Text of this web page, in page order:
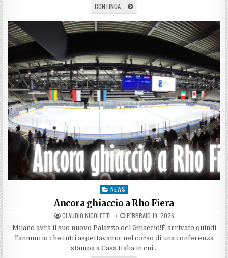
CONTINUA... UN
NUOVO
LIBRO
SULL’HOCKEY
MILANESE
Posted
in
NEWS
Ancora ghiaccio a Rho Fiera
AUTHOR:
CLAUDIO NICOLETTI PUBLISHED
DATE:
FEBBRAIO 19, 2026
Milano avrà il suo nuovo Palazzo del Ghiaccio!È arrivato quindi
l’annuncio che tutti aspettavamo: nel corso di una conferenza
stampa a Casa Italia in cui…